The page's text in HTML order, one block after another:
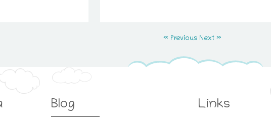
« Previous Next »
Blog Links